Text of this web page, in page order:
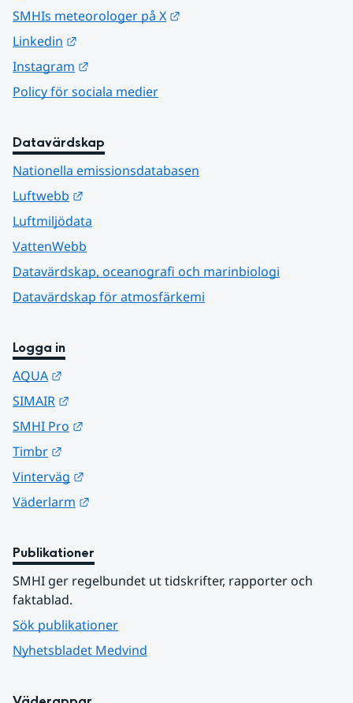
SMHIs meteorologer på X
Linkedin
Instagram
Policy för sociala medier
Datavärdskap
Nationella emissionsdatabasen
Luftwebb
Luftmiljödata
VattenWebb
Datavärdskap, oceanografi och marinbiologi
Datavärdskap för atmosfärkemi
Logga in
AQUA
SIMAIR
SMHI Pro
Timbr
Vinterväg
Väderlarm
Publikationer
SMHI ger regelbundet ut tidskrifter, rapporter och
faktablad.
Sök publikationer
Nyhetsbladet Medvind